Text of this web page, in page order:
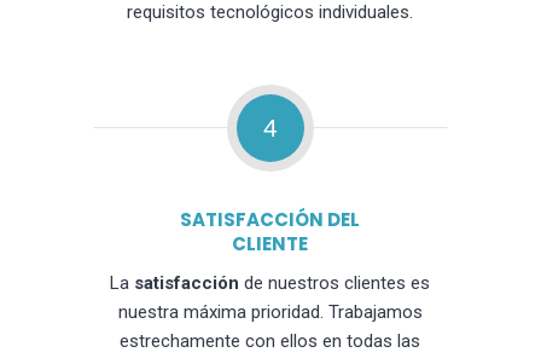
requisitos tecnológicos individuales.
4
SATISFACCIÓN DEL
CLIENTE
La satisfacción de nuestros clientes es
nuestra máxima prioridad. Trabajamos
estrechamente con ellos en todas las